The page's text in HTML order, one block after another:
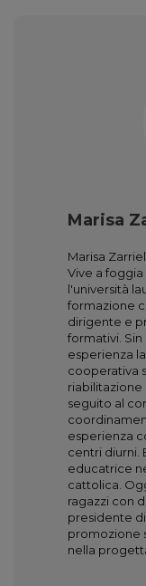
Marisa
Marisa
Vive a
l'università
formazione
dirigente e
formativi. Sin
esperienza
cooperativa
riabilitazione
seguito al
esperienza
centri diurni.
educatrice
cattolica.
ragazzi con
presidente
promozione
nella